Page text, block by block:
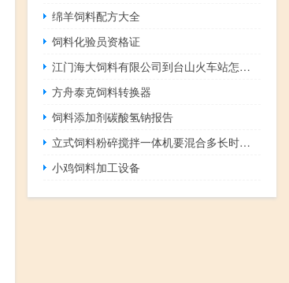
绵羊饲料配方大全
饲料化验员资格证
江门海大饲料有限公司到台山火车站怎么坐车
方舟泰克饲料转换器
饲料添加剂碳酸氢钠报告
立式饲料粉碎搅拌一体机要混合多长时间才均匀
小鸡饲料加工设备